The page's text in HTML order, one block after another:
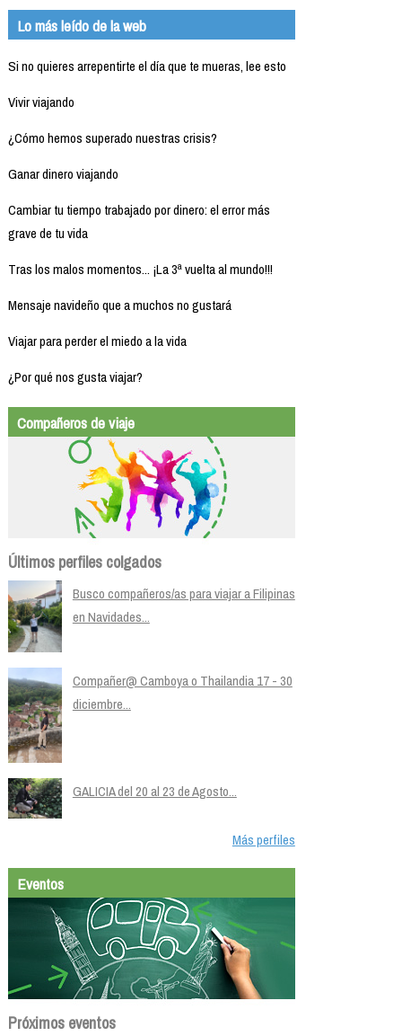
Lo más leído de la web
Si no quieres arrepentirte el día que te mueras, lee esto
Vivir viajando
¿Cómo hemos superado nuestras crisis?
Ganar dinero viajando
Cambiar tu tiempo trabajado por dinero: el error más
grave de tu vida
Tras los malos momentos... ¡La 3ª vuelta al mundo!!!
Mensaje navideño que a muchos no gustará
Viajar para perder el miedo a la vida
¿Por qué nos gusta viajar?
Compañeros de viaje
Últimos perfiles colgados
Busco compañeros/as para viajar a Filipinas
en Navidades...
Compañer@ Camboya o Thailandia 17 - 30
diciembre...
GALICIA del 20 al 23 de Agosto...
Más perfiles
Eventos
Próximos eventos